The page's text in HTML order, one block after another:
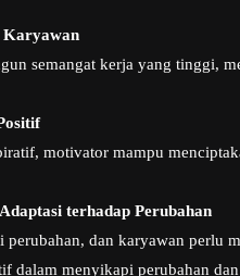
Karyawan
semangat kerja yang tinggi,
motivator mampu
terhadap Perubahan
perubahan, dan karyawan perlu
dalam menyikapi perubahan